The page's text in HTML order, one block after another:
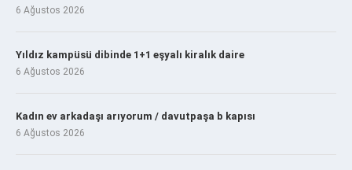
6 Ağustos 2026
Yıldız kampüsü dibinde 1+1 eşyalı kiralık daire
6 Ağustos 2026
Kadın ev arkadaşı arıyorum / davutpaşa b kapısı
6 Ağustos 2026